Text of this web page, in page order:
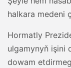
halkara medeni
Hormatly
ulgamynyň işini
dowam